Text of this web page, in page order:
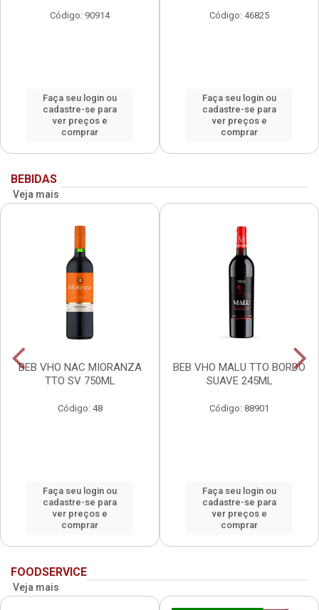
Código: 90914
Faça seu login ou
cadastre-se para
ver preços e
comprar
Código: 46825
Faça seu login ou
cadastre-se para
ver preços e
comprar
BEBIDAS
Veja mais
BEB VHO NAC MIORANZA
TTO SV 750ML
Código: 48
Faça seu login ou
cadastre-se para
ver preços e
comprar
BEB VHO MALU TTO BORDO
SUAVE 245ML
Código: 88901
Faça seu login ou
cadastre-se para
ver preços e
comprar
FOODSERVICE
Veja mais